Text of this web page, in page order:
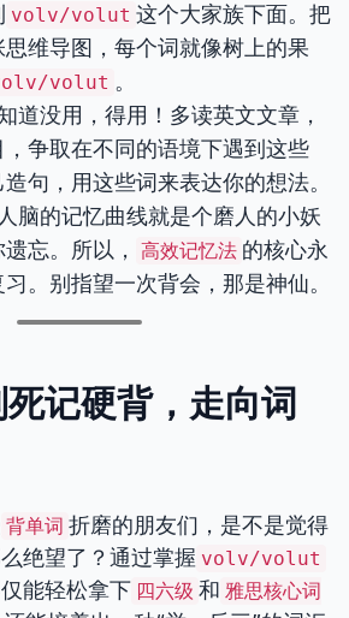
volv/volut 这个大家族下面。把
维导图，每个词就像树上的果
volut 。
道没用，得用！多读英文文章，
争取在不同的语境下遇到这些
句，用这些词来表达你的想法。
脑的记忆曲线就是个磨人的小妖
忘。所以， 高效记忆法 的核心永
。别指望一次背会，那是神仙。
记硬背，走向词
背单词 折磨的朋友们，是不是觉得
绝望了？通过掌握 volv/volut
能轻松拿下 四六级 和 雅思核心词